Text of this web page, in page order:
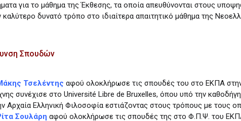
για το μάθημα της Έκθεσης, τα οποία απευθύνονται στους
καλύτερο δυνατό τρόπο στο ιδιαίτερα απαιτητικό μάθημα της
Σπουδών
Τσελέντης αφού ολοκλήρωσε τις σπουδές του στο ΕΚΠΑ στην
συνέχισε στο Université Libre de Bruxelles, όπου υπό την
Αρχαία Ελληνική Φιλοσοφία εστιάζοντας στους τρόπους με τους
Σουλάρη αφού ολοκλήρωσε τις σπουδές της στο Φ.Π.Ψ. του ΕΚΠΑ